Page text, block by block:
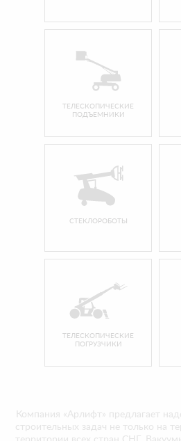
ТЕЛЕСКОПИЧЕСКИЕ
ПОДЪЕМНИКИ
СТЕКЛОРОБОТЫ
ТЕЛЕСКОПИЧЕСКИЕ
ПОГРУЗЧИКИ
Компания «Арлифт» предлагает
строительных задач не только на